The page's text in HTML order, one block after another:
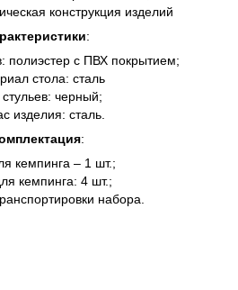
конструкция изделий
:
полиэстер с ПВХ покрытием;
стола: сталь
стульев: черный;
изделия: сталь.
:
кемпинга – 1 шт.;
кемпинга: 4 шт.;
набора.